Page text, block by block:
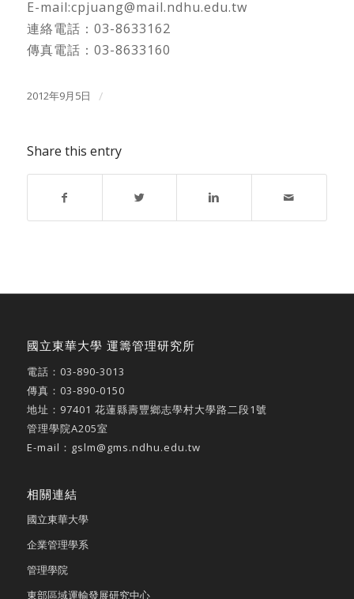
E-mail:cpjuang@mail.ndhu.edu.tw
連絡電話：03-8633162
傳真電話：03-8633160
2012年9月5日 /
Share this entry
國立東華大學 運籌管理研究所
電話： 03-890-3013
傳真：03-890-0150
地址： 97401 花蓮縣壽豐鄉志學村大學路二段1號
管理學院A205室
E-mail： gslm@gms.ndhu.edu.tw
相關連結
國立東華大學
企業管理學系
管理學院
東部區域運輸發展研究中心